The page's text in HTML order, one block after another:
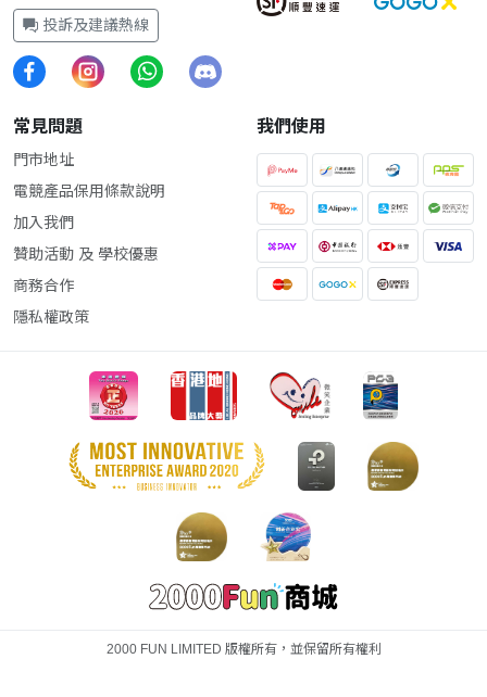
投訴及建議熱線
常見問題
門市地址
電競產品保用條款說明
加入我們
贊助活動 及 學校優惠
商務合作
隱私權政策
我們使用
2000 FUN LIMITED 版權所有，並保留所有權利